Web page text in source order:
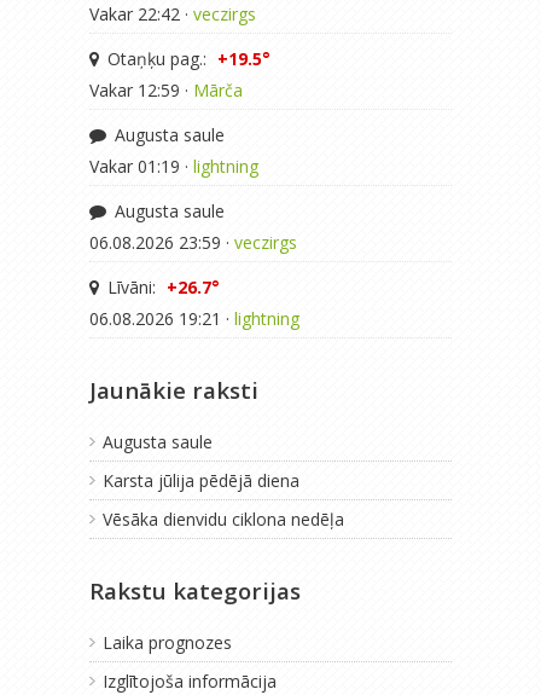
Vakar 22:42 · veczirgs
Otaņķu pag.: +19.5°
Vakar 12:59 · Mārča
Augusta saule
Vakar 01:19 · lightning
Augusta saule
06.08.2026 23:59 · veczirgs
Līvāni: +26.7°
06.08.2026 19:21 · lightning
Jaunākie raksti
Augusta saule
Karsta jūlija pēdējā diena
Vēsāka dienvidu ciklona nedēļa
Rakstu kategorijas
Laika prognozes
Izglītojoša informācija